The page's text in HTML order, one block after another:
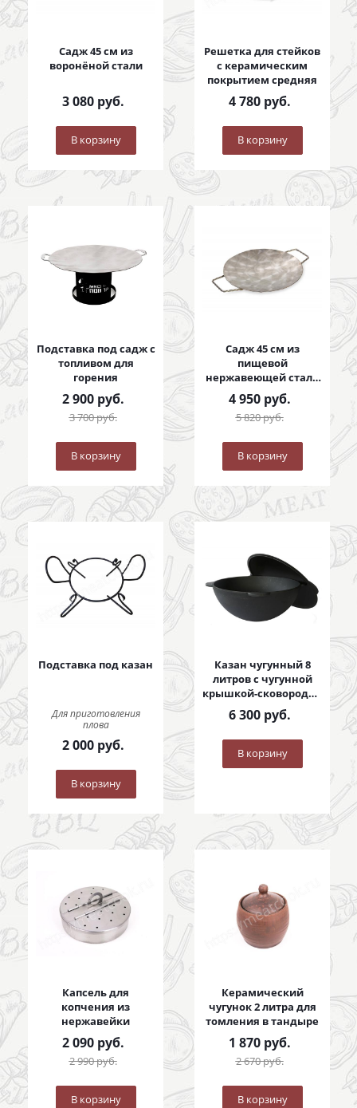
Садж 45 см из
воронёной стали
3 080руб.
В корзину
Решетка для стейков
с керамическим
покрытием средняя
4 780руб.
В корзину
Подставка под садж с
топливом для
горения
2 900руб.
3 700руб.
В корзину
Садж 45 см из
пищевой
нержавеющей стали
с коваными ручками
4 950руб.
5 820руб.
В корзину
Подставка под казан
Для приготовления
плова
2 000руб.
В корзину
Казан чугунный 8
литров с чугунной
крышкой-сковородой
8 литров
6 300руб.
В корзину
Капсель для
копчения из
нержавейки
2 090руб.
2 990руб.
В корзину
Керамический
чугунок 2 литра для
томления в тандыре
1 870руб.
2 670руб.
В корзину